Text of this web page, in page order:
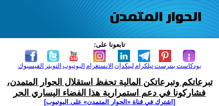
تابعونا على:
الفيسبوك التويتر اليوتيوب الانستغرام لينكدإن تيلكرامبنترست بودكاست
تبرعاتكم وتبرعاتكن المالية تحفظ استقلال الحوار المتمدن،
فشاركونا في دعم استمرارية هذا الفضاء اليساري الحر
[اشترك في قناة ‫«الحوار المتمدن» على اليوتيوب]